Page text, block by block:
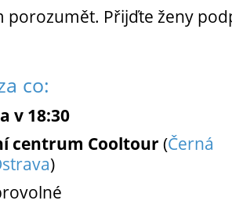
porozumět. Přijďte ženy
co:
v 18:30
centrum Cooltour (Černá
)